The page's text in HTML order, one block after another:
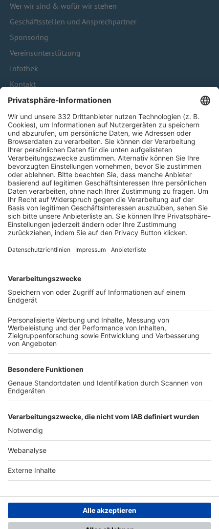
Wer wir sind & wofür wir stehen
Geschäftsstellen und Ansprechpartner
Sponsoring
Vereinsunterstützung
Infothek
Kontakt
HÄUFIG BESUCHTE SEITEN
Pässe und Vereinswechsel
Trainerausbildung
Schulungsangebot Vereinsmitarbeiter
BFV-Geschäftsstellen
Trainerbörse
Login SpielPlus
FOLGE DEM BFV
TOP-VEREINE
TOP-PARTNER
Nutzungsbedingungen Datenschutz Impressum